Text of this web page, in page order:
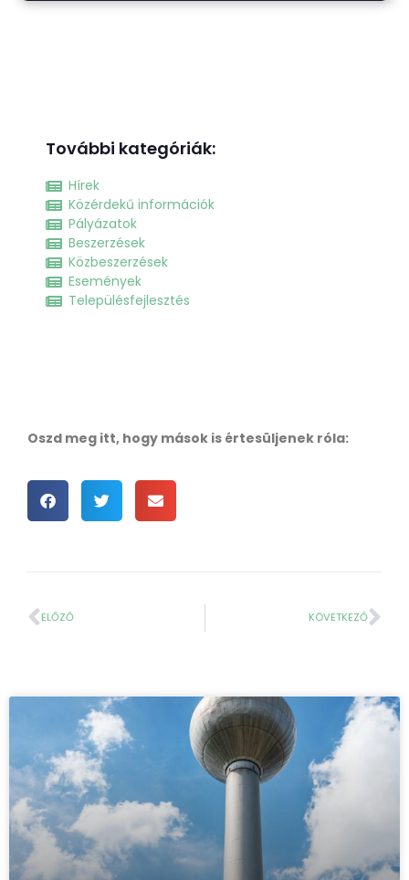
További kategóriák:
Hírek
Közérdekű információk
Pályázatok
Beszerzések
Közbeszerzések
Események
Településfejlesztés
Oszd meg itt, hogy mások is értesüljenek róla:
ELŐZŐ KÖVETKEZŐ